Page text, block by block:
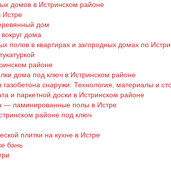
домов в Истринском районе
Истре
дом
дома
полов в квартирах и загородных домах по
районе
дома под ключ в Истринском районе
снаружи: Технология, материалы и
и паркетной доски в Истринском районе
— ламинированные полы в Истре
районе под ключ
плитки на кухне в Истре
бань